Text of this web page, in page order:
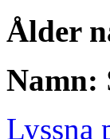
Ålder
Namn:
Lyssna